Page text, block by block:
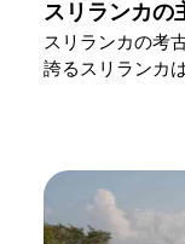
スリランカの
スリランカの考
誇るスリランカは